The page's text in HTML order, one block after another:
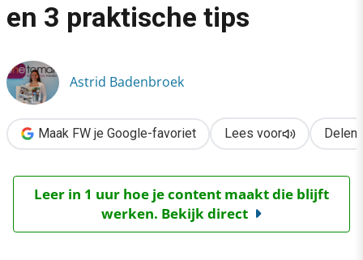
Website Conversie Optimalisatie: 3x inspiratie en 3 praktische
en 3 praktische tips
Astrid Badenbroek
Maak FW je Google-favoriet Lees voor Delen
Leer in 1 uur hoe je content maakt die blijft
werken. Bekijk direct